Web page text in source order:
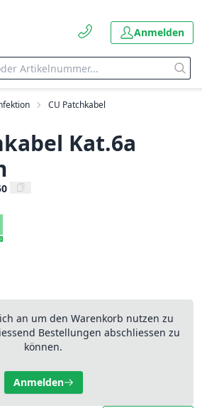
Anmelden
CU Patchkabel
Kat.6a
an um den Warenkorb nutzen zu
Bestellungen abschliessen zu
können.
Anmelden